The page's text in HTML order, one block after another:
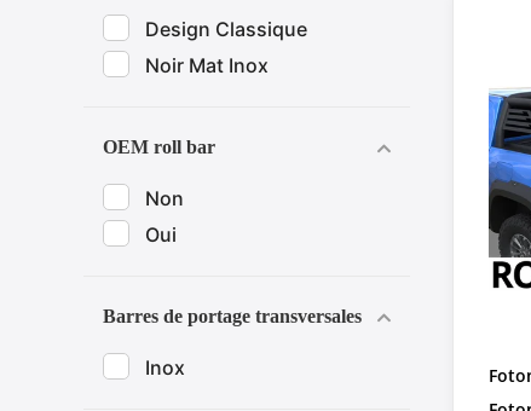
Design Classique
Noir Mat Inox
OEM roll bar
Non
Oui
Barres de portage transversales
Inox